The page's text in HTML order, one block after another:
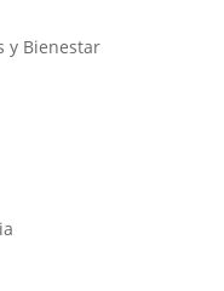
y Bienestar